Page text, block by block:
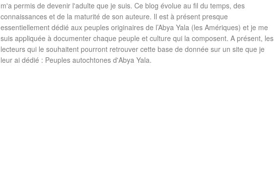
m'a permis de devenir l'adulte que je suis. Ce blog évolue au fil du temps, des
connaissances et de la maturité de son auteure. Il est à présent presque
essentiellement dédié aux peuples originaires de l’Abya Yala (les Amériques) et je me
suis appliquée à documenter chaque peuple et culture qui la composent. A présent, les
lecteurs qui le souhaitent pourront retrouver cette base de donnée sur un site que je
leur ai dédié : Peuples autochtones d'Abya Yala.